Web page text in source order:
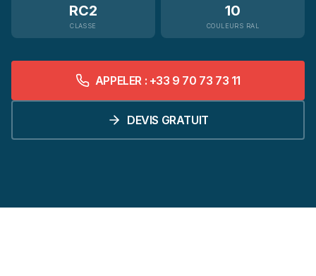
RC2
CLASSE
10
COULEURS RAL
APPELER : +33 9 70 73 73 11
DEVIS GRATUIT